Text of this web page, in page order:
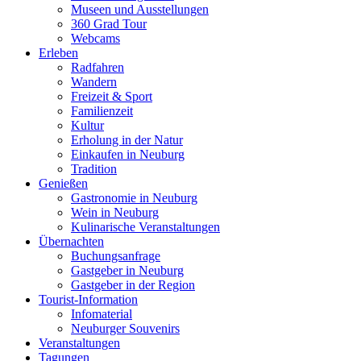
Museen und Ausstellungen
360 Grad Tour
Webcams
Erleben
Radfahren
Wandern
Freizeit & Sport
Familienzeit
Kultur
Erholung in der Natur
Einkaufen in Neuburg
Tradition
Genießen
Gastronomie in Neuburg
Wein in Neuburg
Kulinarische Veranstaltungen
Übernachten
Buchungsanfrage
Gastgeber in Neuburg
Gastgeber in der Region
Tourist-Information
Infomaterial
Neuburger Souvenirs
Veranstaltungen
Tagungen